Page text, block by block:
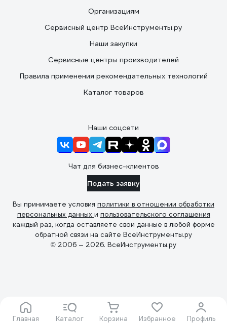
Главная Каталог Корзина Избранное Профиль
Организациям
Сервисный центр ВсеИнструменты.ру
Наши закупки
Сервисные центры производителей
Правила применения рекомендательных технологий
Каталог товаров
Наши соцсети
Чат для бизнес-клиентов
Подать заявку
Вы принимаете условия политики в отношении обработки
персональных данных и пользовательского соглашения
каждый раз, когда оставляете свои данные в любой форме
обратной связи на сайте ВсеИнструменты.ру
© 2006 — 2026. ВсеИнструменты.ру